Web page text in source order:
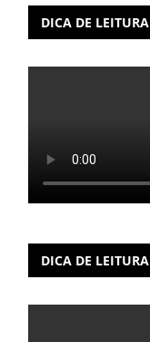
DICA DE LEITURA
DICA DE LEITURA